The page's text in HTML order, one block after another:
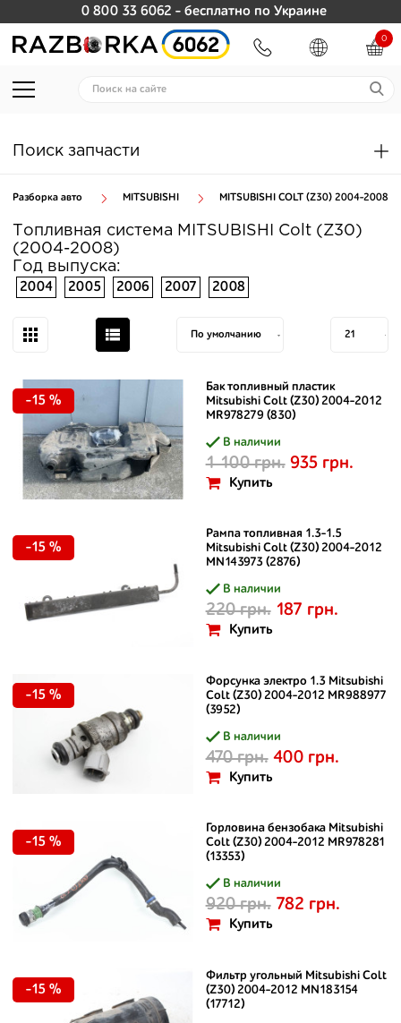
0 800 33 6062 - бесплатно по Украине
0
Поиск запчасти
Разборка авто MITSUBISHI MITSUBISHI COLT (Z30) 2004-2008
Топливная система MITSUBISHI Colt (Z30)
(2004-2008)
Год выпуска:
2004
2005 2006 2007 2008
Бак топливный пластик
Mitsubishi Colt (Z30) 2004-2012
MR978279 (830)
В наличии
1 100 грн. 935 грн.
Купить
-15 %
Рампа топливная 1.3-1.5
Mitsubishi Colt (Z30) 2004-2012
MN143973 (2876)
В наличии
220 грн. 187 грн.
Купить
-15 %
Форсунка электро 1.3 Mitsubishi
Colt (Z30) 2004-2012 MR988977
(3952)
В наличии
470 грн. 400 грн.
Купить
-15 %
Горловина бензобака Mitsubishi
Colt (Z30) 2004-2012 MR978281
(13353)
В наличии
920 грн. 782 грн.
Купить
-15 %
Фильтр угольный Mitsubishi Colt
(Z30) 2004-2012 MN183154
(17712)
-15 %